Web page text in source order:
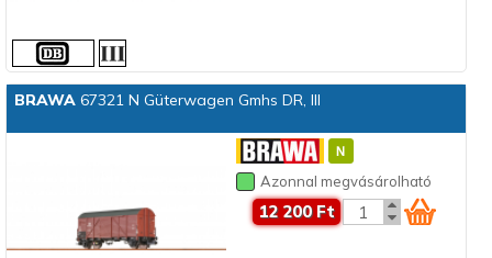
BRAWA67321 N Güterwagen Gmhs DR, III
Azonnal megvásárolható
12 200 Ft